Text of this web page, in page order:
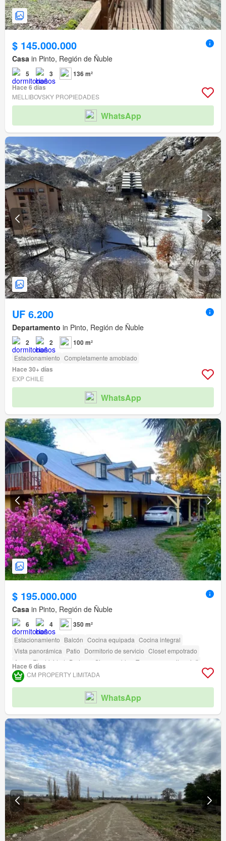
$ 145.000.000
Casa in Pinto, Región de Ñuble
5 3
136 m²
Hace 6 días
MELLIBOVSKY PROPIEDADES
WhatsApp
UF 6.200
Departamento in Pinto, Región de Ñuble
2 2 100 m²
Estacionamiento Completamente amoblado
Hace 30+ días
EXP CHILE
WhatsApp
$ 195.000.000
Casa in Pinto, Región de Ñuble
6 4 350 m²
Estacionamiento Balcón Cocina equipada Cocina integral
Vista panorámica Patio Dormitorio de servicio Closet empotrado
Agua
Electricidad Bodega Sin amueblar Terraza
amenity_wi_fi
Piscina Área para niños Jardín
Hace 6 días
CM PROPERTY LIMITADA
WhatsApp